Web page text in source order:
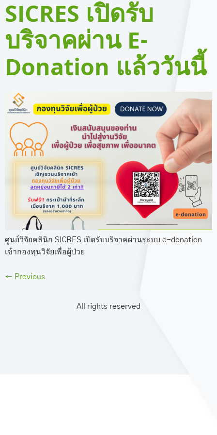
SICRES เปิดรับ
บริจาคผ่าน E-
Donation แล้ววันนี้
ศูนย์วิจัยคลินิก SICRES เปิดรับบริจาคผ่านระบบ e-donation
เข้ากองทุนวิจัยเพื่อผู้ป่วย
← Previous
All rights reserved